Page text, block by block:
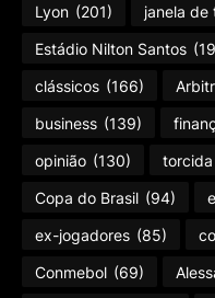
Lyon (201) janela de
Estádio Nilton Santos
clássicos (166)
business (139)
opinião (130) torcida
Copa do Brasil (94)
ex-jogadores (85)
Conmebol (69)